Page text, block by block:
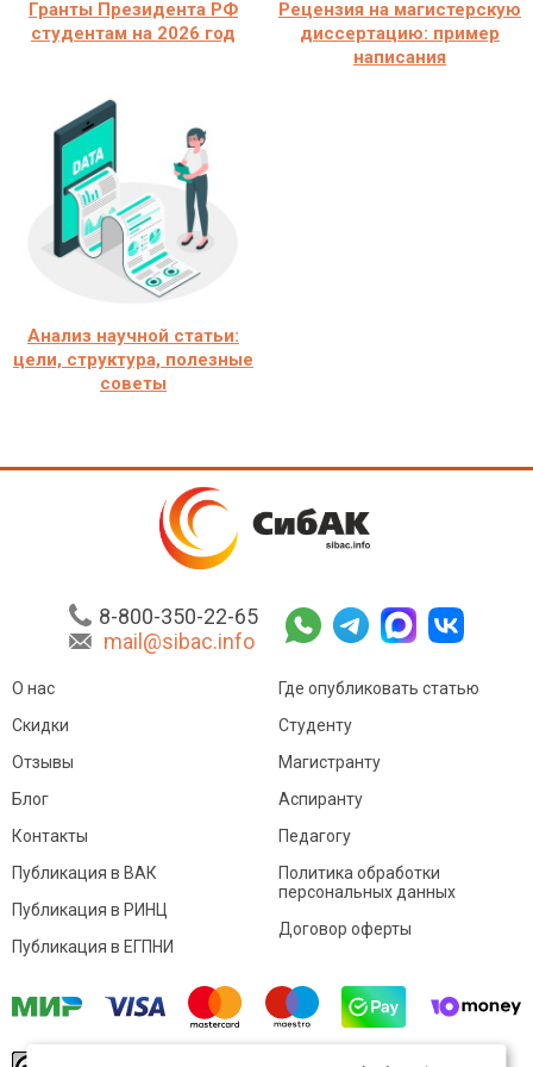
Гранты Президента РФ
студентам на 2026 год
Рецензия на магистерскую
диссертацию: пример
написания
Анализ научной статьи:
цели, структура, полезные
советы
8-800-350-22-65
mail@sibac.info
О нас
Скидки
Отзывы
Блог
Контакты
Где опубликовать статью
Студенту
Магистранту
Аспиранту
Педагогу
Публикация в ВАК
Публикация в РИНЦ
Публикация в ЕГПНИ
Политика обработки
персональных данных
Договор оферты